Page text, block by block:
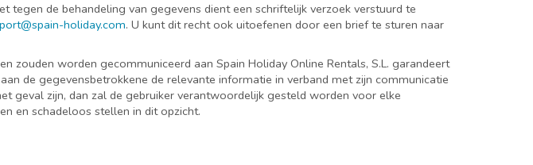
de behandeling van gegevens dient een schriftelijk verzoek verstuurd te
holiday.com. U kunt dit recht ook uitoefenen door een brief te sturen naar
zouden worden gecommuniceerd aan Spain Holiday Online Rentals, S.L. garandeert
de gegevensbetrokkene de relevante informatie in verband met zijn communicatie
geval zijn, dan zal de gebruiker verantwoordelijk gesteld worden voor elke
en schadeloos stellen in dit opzicht.